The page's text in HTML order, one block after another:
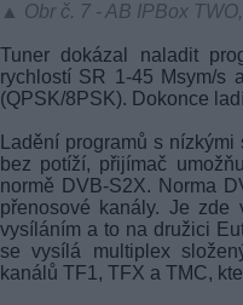
▲ Obr č. 7 - AB IPBox
Tuner dokázal naladit
rychlostí SR 1-45 Msym/s
(QPSK/8PSK). Dokonce
Ladění programů s
bez potíží, přijímač
normě DVB-S2X. Norma
přenosové kanály. Je zde
vysíláním a to na družici
se vysílá multiplex
kanálů TF1, TFX a TMC,